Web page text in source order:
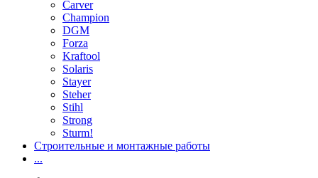
Carver
Champion
DGM
Forza
Kraftool
Solaris
Stayer
Steher
Stihl
Strong
Sturm!
Строительные и монтажные работы
...